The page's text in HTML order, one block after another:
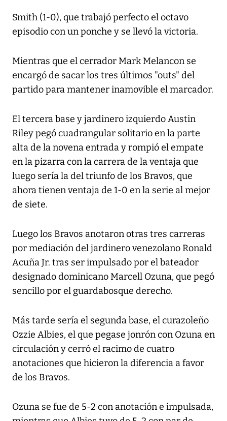
Smith (1-0), que trabajó perfecto el octavo
episodio con un ponche y se llevó la victoria.
Mientras que el cerrador Mark Melancon se
encargó de sacar los tres últimos "outs" del
partido para mantener inamovible el marcador.
El tercera base y jardinero izquierdo Austin
Riley pegó cuadrangular solitario en la parte
alta de la novena entrada y rompió el empate
en la pizarra con la carrera de la ventaja que
luego sería la del triunfo de los Bravos, que
ahora tienen ventaja de 1-0 en la serie al mejor
de siete.
Luego los Bravos anotaron otras tres carreras
por mediación del jardinero venezolano Ronald
Acuña Jr. tras ser impulsado por el bateador
designado dominicano Marcell Ozuna, que pegó
sencillo por el guardabosque derecho.
Más tarde sería el segunda base, el curazoleño
Ozzie Albies, el que pegase jonrón con Ozuna en
circulación y cerró el racimo de cuatro
anotaciones que hicieron la diferencia a favor
de los Bravos.
Ozuna se fue de 5-2 con anotación e impulsada,